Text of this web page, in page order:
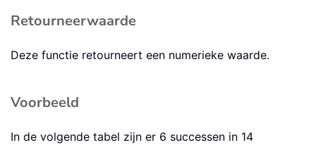
Retourneerwaarde
Deze functie retourneert een numerieke waarde.
Voorbeeld
In de volgende tabel zijn er 6 successen in 14